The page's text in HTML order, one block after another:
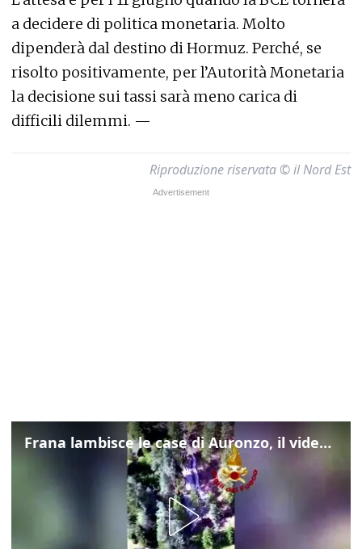
a decidere di politica monetaria. Molto
dipenderà dal destino di Hormuz. Perché, se
risolto positivamente, per l’Autorità Monetaria
la decisione sui tassi sarà meno carica di
difficili dilemmi. —
Riproduzione riservata © il Nord Est
Frana lambisce le case di Auronzo, il video dall'elicottero dei vigili del fuoco